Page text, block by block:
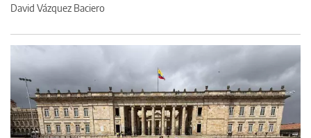
David Vázquez Baciero